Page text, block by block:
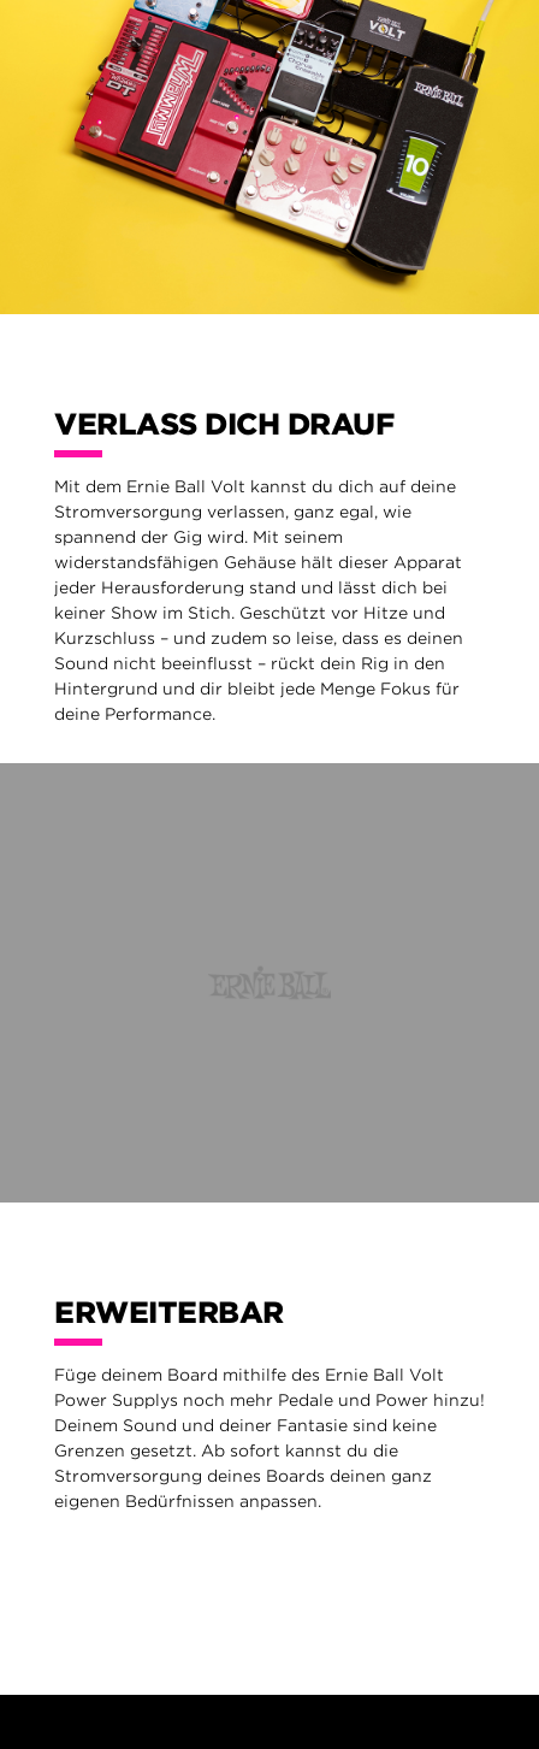
VERLASS DICH DRAUF
Mit dem Ernie Ball Volt kannst du dich auf deine
Stromversorgung verlassen, ganz egal, wie
spannend der Gig wird. Mit seinem
widerstandsfähigen Gehäuse hält dieser Apparat
jeder Herausforderung stand und lässt dich bei
keiner Show im Stich. Geschützt vor Hitze und
Kurzschluss – und zudem so leise, dass es deinen
Sound nicht beeinflusst – rückt dein Rig in den
Hintergrund und dir bleibt jede Menge Fokus für
deine Performance.
ERWEITERBAR
Füge deinem Board mithilfe des Ernie Ball Volt
Power Supplys noch mehr Pedale und Power hinzu!
Deinem Sound und deiner Fantasie sind keine
Grenzen gesetzt. Ab sofort kannst du die
Stromversorgung deines Boards deinen ganz
eigenen Bedürfnissen anpassen.